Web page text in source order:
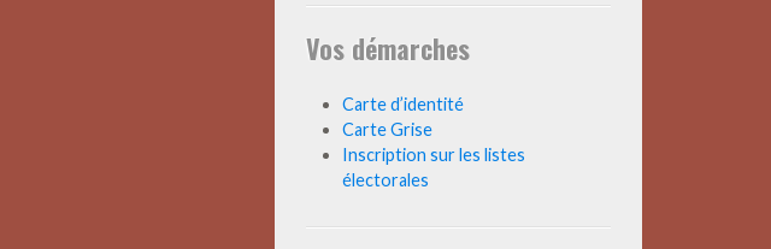
Vos démarches
Carte d’identité
Carte Grise
Inscription sur les listes
électorales